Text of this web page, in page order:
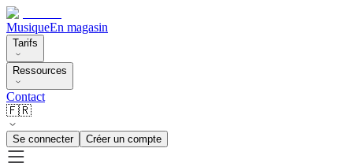
MusiqueEn magasin
Tarifs
Ressources
Contact
🇫🇷
Se connecter Créer un compte